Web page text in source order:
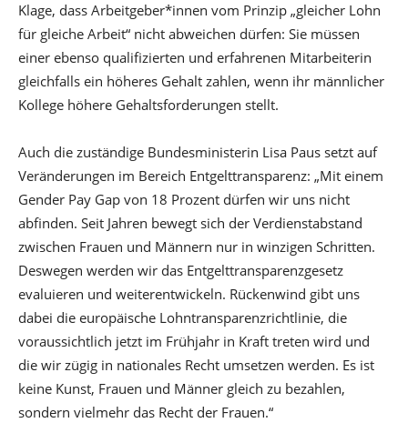
Klage, dass Arbeitgeber*innen vom Prinzip „gleicher Lohn
für gleiche Arbeit“ nicht abweichen dürfen: Sie müssen
einer ebenso qualifizierten und erfahrenen Mitarbeiterin
gleichfalls ein höheres Gehalt zahlen, wenn ihr männlicher
Kollege höhere Gehaltsforderungen stellt.
Auch die zuständige Bundesministerin Lisa Paus setzt auf
Veränderungen im Bereich Entgelttransparenz: „Mit einem
Gender Pay Gap von 18 Prozent dürfen wir uns nicht
abfinden. Seit Jahren bewegt sich der Verdienstabstand
zwischen Frauen und Männern nur in winzigen Schritten.
Deswegen werden wir das Entgelttransparenzgesetz
evaluieren und weiterentwickeln. Rückenwind gibt uns
dabei die europäische Lohntransparenzrichtlinie, die
voraussichtlich jetzt im Frühjahr in Kraft treten wird und
die wir zügig in nationales Recht umsetzen werden. Es ist
keine Kunst, Frauen und Männer gleich zu bezahlen,
sondern vielmehr das Recht der Frauen.“